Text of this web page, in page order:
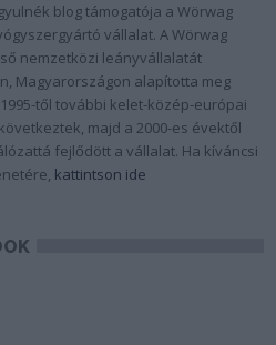
blog támogatója a Wörwag
vállalat. A Wörwag
nemzetközi leányvállalatát
Magyarországon alapította meg
1995-től további kelet-közép-európai
majd a 2000-es évektől
fejlődött a vállalat. Ha kíváncsi
kattintson ide